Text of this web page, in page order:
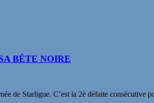
BÊTE NOIRE
de Starligue. C’est la 2è défaite consécutive